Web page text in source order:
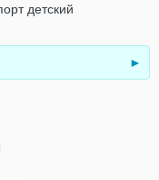
детский
►